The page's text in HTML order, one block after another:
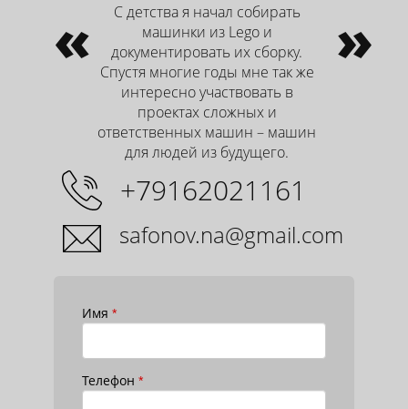
«
С детства я начал собирать
машинки из Lego и
документировать их сборку.
Спустя многие годы мне так же
интересно участвовать в
проектах сложных и
ответственных машин – машин
для людей из будущего.
»
+79162021161
safonov.na@gmail.com
Имя *
Телефон *